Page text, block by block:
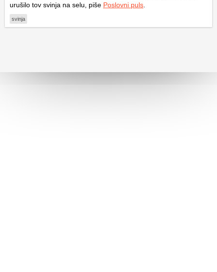
urušilo tov svinja na selu, piše Poslovni puls
svinja